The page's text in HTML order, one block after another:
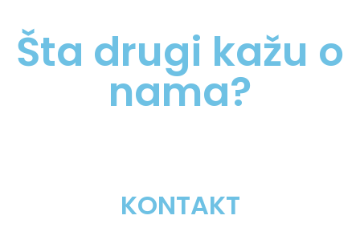
Šta drugi kažu o
nama?
KONTAKT